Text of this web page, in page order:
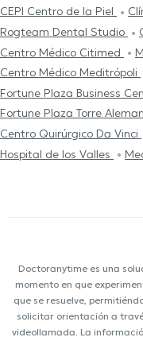
CEPI Centro de la Piel
Rogteam Dental Studio
Centro Médico Citimed
Centro Médico Meditrópoli
Fortune Plaza Business
Fortune Plaza Torre
Centro Quirúrgico Da Vinci
Hospital de los Valles
Doctoranytime es una
momento en que
que se resuelve,
solicitar orientación a
videollamada. La